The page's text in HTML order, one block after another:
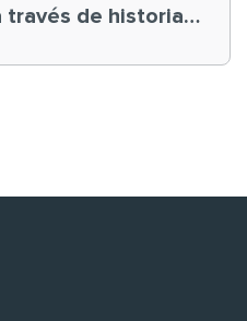
través de historias